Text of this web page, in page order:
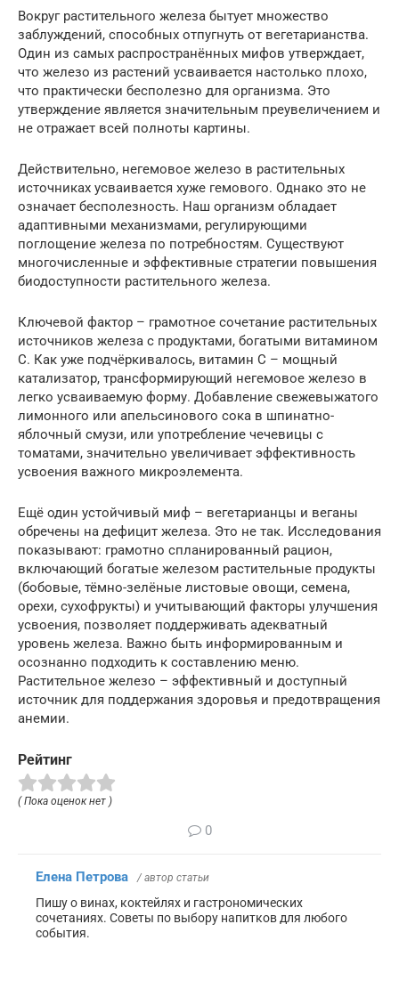
Вокруг растительного железа бытует множество
заблуждений, способных отпугнуть от вегетарианства.
Один из самых распространённых мифов утверждает,
что железо из растений усваивается настолько плохо,
что практически бесполезно для организма. Это
утверждение является значительным преувеличением и
не отражает всей полноты картины.
Действительно, негемовое железо в растительных
источниках усваивается хуже гемового. Однако это не
означает бесполезность. Наш организм обладает
адаптивными механизмами, регулирующими
поглощение железа по потребностям. Существуют
многочисленные и эффективные стратегии повышения
биодоступности растительного железа.
Ключевой фактор – грамотное сочетание растительных
источников железа с продуктами, богатыми витамином
C. Как уже подчёркивалось, витамин C – мощный
катализатор, трансформирующий негемовое железо в
легко усваиваемую форму. Добавление свежевыжатого
лимонного или апельсинового сока в шпинатно-
яблочный смузи, или употребление чечевицы с
томатами, значительно увеличивает эффективность
усвоения важного микроэлемента.
Ещё один устойчивый миф – вегетарианцы и веганы
обречены на дефицит железа. Это не так. Исследования
показывают: грамотно спланированный рацион,
включающий богатые железом растительные продукты
(бобовые, тёмно-зелёные листовые овощи, семена,
орехи, сухофрукты) и учитывающий факторы улучшения
усвоения, позволяет поддерживать адекватный
уровень железа. Важно быть информированным и
осознанно подходить к составлению меню.
Растительное железо – эффективный и доступный
источник для поддержания здоровья и предотвращения
анемии.
Рейтинг
( Пока оценок нет )
0
Елена Петрова / автор статьи
Пишу о винах, коктейлях и гастрономических
сочетаниях. Советы по выбору напитков для любого
события.